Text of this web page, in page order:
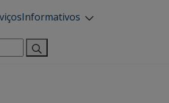
Informativos